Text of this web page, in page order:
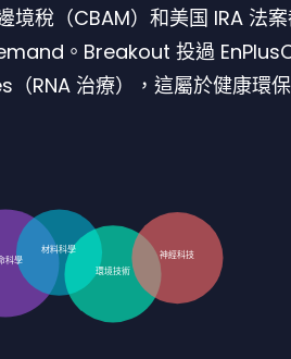
境稅（CBAM）和美国 IRA 法
。Breakout 投過
RNA 治療），這屬於健康環
科學
材料科學
環境技術
神經科技